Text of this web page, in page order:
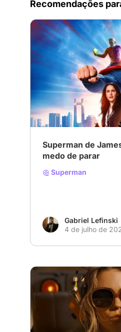
Recomendações
Superman de
medo de parar
Superman
Gabriel Lefinski
4 de julho de